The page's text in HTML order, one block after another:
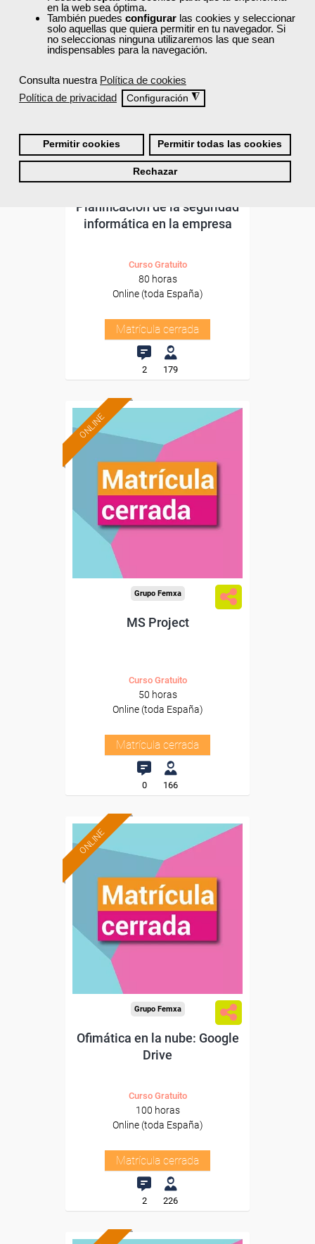
en la web sea óptima.
También puedes configurar las cookies y seleccionar
solo aquellas que quiera permitir en tu navegador. Si
no seleccionas ninguna utilizaremos las que sean
indispensables para la navegación.
Consulta nuestra Política de cookies
Política de privacidad
Configuración ◮
Permitir cookies Permitir todas las cookies
Rechazar
ONLINE
Grupo Femxa
Planificación de la seguridad
informática en la empresa
Curso Gratuito
80 horas
Online (toda España)
Matrícula cerrada
2 179
ONLINE
Grupo Femxa
MS Project
Curso Gratuito
50 horas
Online (toda España)
Matrícula cerrada
0 166
ONLINE
Grupo Femxa
Ofimática en la nube: Google
Drive
Curso Gratuito
100 horas
Online (toda España)
Matrícula cerrada
2 226